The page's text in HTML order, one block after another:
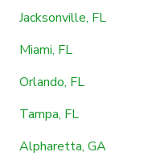
Jacksonville, FL
Miami, FL
Orlando, FL
Tampa, FL
Alpharetta, GA